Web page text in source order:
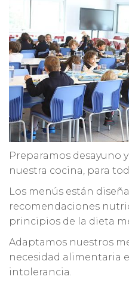
Preparamos desayuno
nuestra cocina, para
Los menús están
recomendaciones
principios de la dieta
Adaptamos nuestros
necesidad alimentaria
intolerancia.